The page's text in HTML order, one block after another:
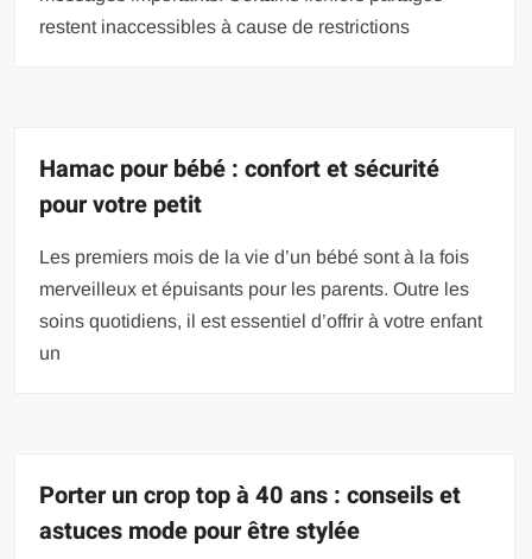
restent inaccessibles à cause de restrictions
Hamac pour bébé : confort et sécurité
pour votre petit
Les premiers mois de la vie d’un bébé sont à la fois
merveilleux et épuisants pour les parents. Outre les
soins quotidiens, il est essentiel d’offrir à votre enfant
un
Porter un crop top à 40 ans : conseils et
astuces mode pour être stylée